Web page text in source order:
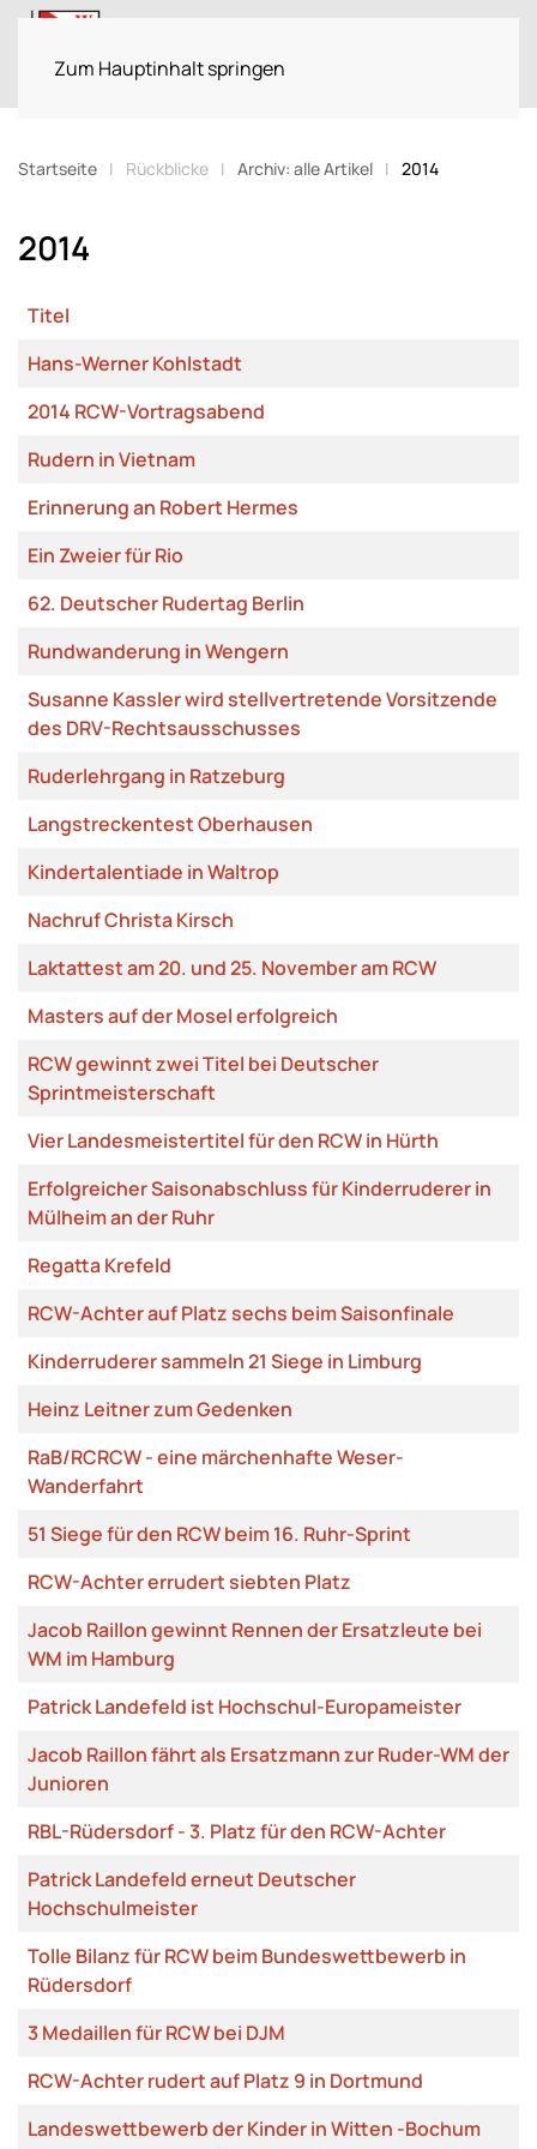
Zum Hauptinhalt springen
Startseite Rückblicke Archiv: alle Artikel 2014
2014
Beiträge
Titel
Hans-Werner Kohlstadt
2014 RCW-Vortragsabend
Rudern in Vietnam
Erinnerung an Robert Hermes
Ein Zweier für Rio
62. Deutscher Rudertag Berlin
Rundwanderung in Wengern
Susanne Kassler wird stellvertretende Vorsitzende
des DRV-Rechtsausschusses
Ruderlehrgang in Ratzeburg
Langstreckentest Oberhausen
Kindertalentiade in Waltrop
Nachruf Christa Kirsch
Laktattest am 20. und 25. November am RCW
Masters auf der Mosel erfolgreich
RCW gewinnt zwei Titel bei Deutscher
Sprintmeisterschaft
Vier Landesmeistertitel für den RCW in Hürth
Erfolgreicher Saisonabschluss für Kinderruderer in
Mülheim an der Ruhr
Regatta Krefeld
RCW-Achter auf Platz sechs beim Saisonfinale
Kinderruderer sammeln 21 Siege in Limburg
Heinz Leitner zum Gedenken
RaB/RCRCW - eine märchenhafte Weser-
Wanderfahrt
51 Siege für den RCW beim 16. Ruhr-Sprint
RCW-Achter errudert siebten Platz
Jacob Raillon gewinnt Rennen der Ersatzleute bei
WM im Hamburg
Patrick Landefeld ist Hochschul-Europameister
Jacob Raillon fährt als Ersatzmann zur Ruder-WM der
Junioren
RBL-Rüdersdorf - 3. Platz für den RCW-Achter
Patrick Landefeld erneut Deutscher
Hochschulmeister
Tolle Bilanz für RCW beim Bundeswettbewerb in
Rüdersdorf
3 Medaillen für RCW bei DJM
RCW-Achter rudert auf Platz 9 in Dortmund
Landeswettbewerb der Kinder in Witten -Bochum